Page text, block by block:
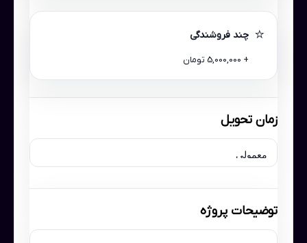
⭐ چند فروشندگی
+ 5,000,000 تومان
زمان تحویل
توضیحات پروژه